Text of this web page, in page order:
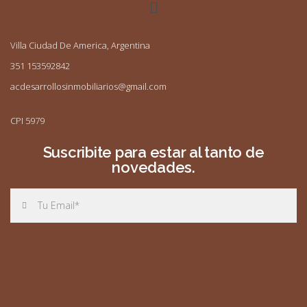
Villa Ciudad De America, Argentina
351 153592842
acdesarrollosinmobiliarios@gmail.com
CPI 5979
Suscribite para estar al tanto de
novedades.